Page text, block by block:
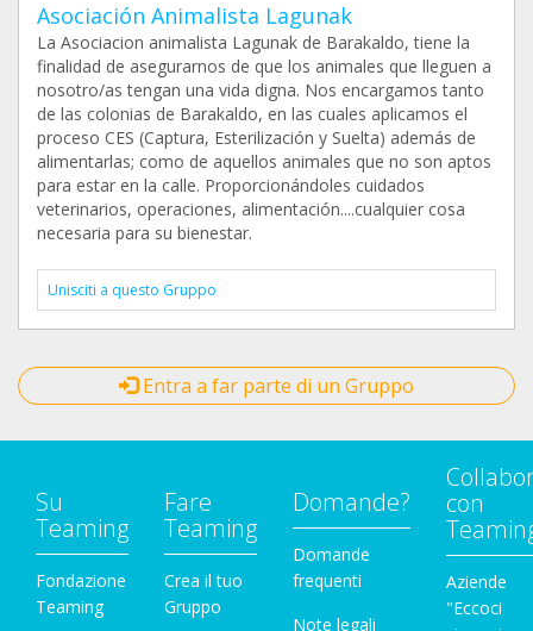
Asociación Animalista Lagunak
La Asociacion animalista Lagunak de Barakaldo, tiene la
finalidad de asegurarnos de que los animales que lleguen a
nosotro/as tengan una vida digna. Nos encargamos tanto
de las colonias de Barakaldo, en las cuales aplicamos el
proceso CES (Captura, Esterilización y Suelta) además de
alimentarlas; como de aquellos animales que no son aptos
para estar en la calle. Proporcionándoles cuidados
veterinarios, operaciones, alimentación....cualquier cosa
necesaria para su bienestar.
Unisciti a questo Gruppo
Entra a far parte di un Gruppo
Su
Teaming
Fondazione
Teaming
Fare
Teaming
Crea il tuo
Gruppo
Domande?
Domande
frequenti
Note legali
con
Aziende
"Eccoci